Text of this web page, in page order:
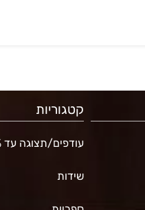
קטגוריות
עודפים/תצוגה עד 70% הנחה
שידות